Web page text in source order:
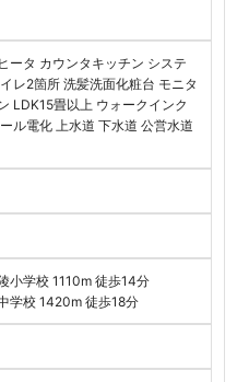
ータ カウンタキッチン システ
レ2箇所 洗髪洗面化粧台 モニタ
LDK15畳以上 ウォークインク
ル電化 上水道 下水道 公営水道
小学校 1110m 徒歩14分
学校 1420m 徒歩18分